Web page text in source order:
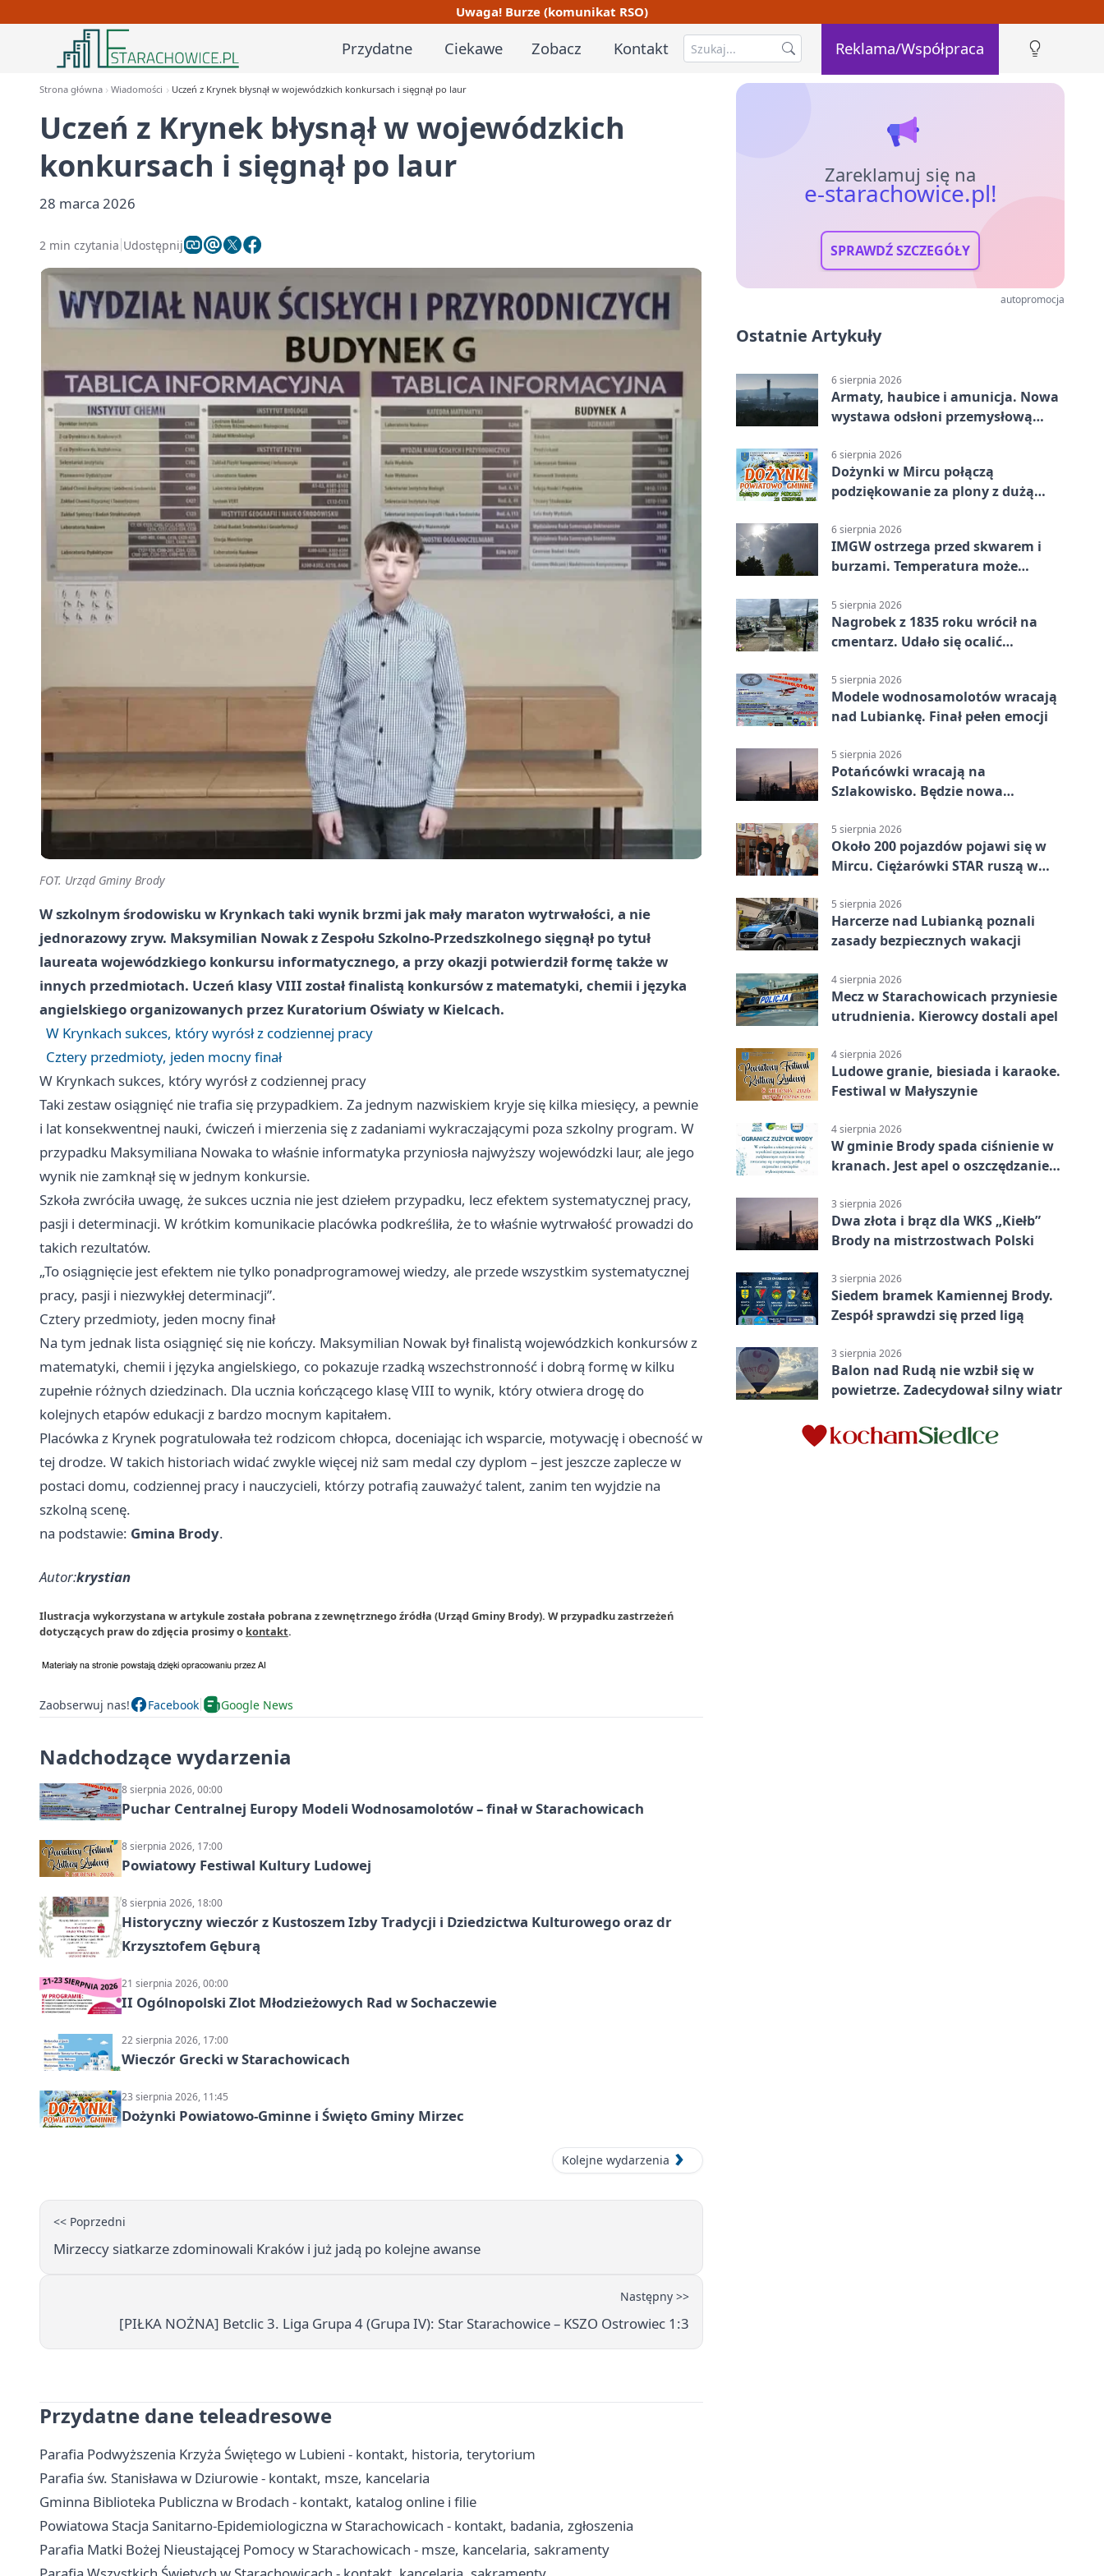
Uwaga! Burze (komunikat RSO)
Przydatne Ciekawe Zobacz Kontakt Reklama/Współpraca
Strona główna Wiadomości Uczeń z Krynek błysnął w wojewódzkich konkursach i sięgnął po laur
Uczeń z Krynek błysnął w wojewódzkich
konkursach i sięgnął po laur
28 marca 2026
2 min czytania Udostępnij
FOT. Urząd Gminy Brody
W szkolnym środowisku w Krynkach taki wynik brzmi jak mały maraton wytrwałości, a nie
jednorazowy zryw. Maksymilian Nowak z Zespołu Szkolno-Przedszkolnego sięgnął po tytuł
laureata wojewódzkiego konkursu informatycznego, a przy okazji potwierdził formę także w
innych przedmiotach. Uczeń klasy VIII został finalistą konkursów z matematyki, chemii i języka
angielskiego organizowanych przez Kuratorium Oświaty w Kielcach.
W Krynkach sukces, który wyrósł z codziennej pracy
Cztery przedmioty, jeden mocny finał
W Krynkach sukces, który wyrósł z codziennej pracy
Taki zestaw osiągnięć nie trafia się przypadkiem. Za jednym nazwiskiem kryje się kilka miesięcy, a pewnie
i lat konsekwentnej nauki, ćwiczeń i mierzenia się z zadaniami wykraczającymi poza szkolny program. W
przypadku Maksymiliana Nowaka to właśnie informatyka przyniosła najwyższy wojewódzki laur, ale jego
wynik nie zamknął się w jednym konkursie.
Szkoła zwróciła uwagę, że sukces ucznia nie jest dziełem przypadku, lecz efektem systematycznej pracy,
pasji i determinacji. W krótkim komunikacie placówka podkreśliła, że to właśnie wytrwałość prowadzi do
takich rezultatów.
„To osiągnięcie jest efektem nie tylko ponadprogramowej wiedzy, ale przede wszystkim systematycznej
pracy, pasji i niezwykłej determinacji”.
Cztery przedmioty, jeden mocny finał
Na tym jednak lista osiągnięć się nie kończy. Maksymilian Nowak był finalistą wojewódzkich konkursów z
matematyki, chemii i języka angielskiego, co pokazuje rzadką wszechstronność i dobrą formę w kilku
zupełnie różnych dziedzinach. Dla ucznia kończącego klasę VIII to wynik, który otwiera drogę do
kolejnych etapów edukacji z bardzo mocnym kapitałem.
Placówka z Krynek pogratulowała też rodzicom chłopca, doceniając ich wsparcie, motywację i obecność w
tej drodze. W takich historiach widać zwykle więcej niż sam medal czy dyplom – jest jeszcze zaplecze w
postaci domu, codziennej pracy i nauczycieli, którzy potrafią zauważyć talent, zanim ten wyjdzie na
szkolną scenę.
na podstawie: Gmina Brody.
Autor:krystian
Ilustracja wykorzystana w artykule została pobrana z zewnętrznego źródła (Urząd Gminy Brody). W przypadku zastrzeżeń
dotyczących praw do zdjęcia prosimy o kontakt.
Zaobserwuj nas! Facebook Google News
Nadchodzące wydarzenia
8 sierpnia 2026, 00:00
Puchar Centralnej Europy Modeli Wodnosamolotów – finał w Starachowicach
8 sierpnia 2026, 17:00
Powiatowy Festiwal Kultury Ludowej
8 sierpnia 2026, 18:00
Historyczny wieczór z Kustoszem Izby Tradycji i Dziedzictwa Kulturowego oraz dr
Krzysztofem Gęburą
21 sierpnia 2026, 00:00
II Ogólnopolski Zlot Młodzieżowych Rad w Sochaczewie
22 sierpnia 2026, 17:00
Wieczór Grecki w Starachowicach
23 sierpnia 2026, 11:45
Dożynki Powiatowo-Gminne i Święto Gminy Mirzec
Kolejne wydarzenia
<< Poprzedni
Mirzeccy siatkarze zdominowali Kraków i już jadą po kolejne awanse
Następny >>
[PIŁKA NOŻNA] Betclic 3. Liga Grupa 4 (Grupa IV): Star Starachowice – KSZO Ostrowiec 1:3
Przydatne dane teleadresowe
Parafia Podwyższenia Krzyża Świętego w Lubieni - kontakt, historia, terytorium
Parafia św. Stanisława w Dziurowie - kontakt, msze, kancelaria
Gminna Biblioteka Publiczna w Brodach - kontakt, katalog online i filie
Powiatowa Stacja Sanitarno-Epidemiologiczna w Starachowicach - kontakt, badania, zgłoszenia
Parafia Matki Bożej Nieustającej Pomocy w Starachowicach - msze, kancelaria, sakramenty
Zareklamuj się na
e-starachowice.pl!
SPRAWDŹ SZCZEGÓŁY
autopromocja
Ostatnie Artykuły
6 sierpnia 2026
Armaty, haubice i amunicja. Nowa
wystawa odsłoni przemysłową
6 sierpnia 2026
Dożynki w Mircu połączą
podziękowanie za plony z dużą
6 sierpnia 2026
IMGW ostrzega przed skwarem i
burzami. Temperatura może
5 sierpnia 2026
Nagrobek z 1835 roku wrócił na
cmentarz. Udało się ocalić
5 sierpnia 2026
Modele wodnosamolotów wracają
nad Lubiankę. Finał pełen emocji
5 sierpnia 2026
Potańcówki wracają na
Szlakowisko. Będzie nowa
5 sierpnia 2026
Około 200 pojazdów pojawi się w
Mircu. Ciężarówki STAR ruszą w
5 sierpnia 2026
Harcerze nad Lubianką poznali
zasady bezpiecznych wakacji
4 sierpnia 2026
Mecz w Starachowicach przyniesie
utrudnienia. Kierowcy dostali apel
4 sierpnia 2026
Ludowe granie, biesiada i karaoke.
Festiwal w Małyszynie
4 sierpnia 2026
W gminie Brody spada ciśnienie w
kranach. Jest apel o oszczędzanie
3 sierpnia 2026
Dwa złota i brąz dla WKS „Kiełb”
Brody na mistrzostwach Polski
3 sierpnia 2026
Siedem bramek Kamiennej Brody.
Zespół sprawdzi się przed ligą
3 sierpnia 2026
Balon nad Rudą nie wzbił się w
powietrze. Zadecydował silny wiatr